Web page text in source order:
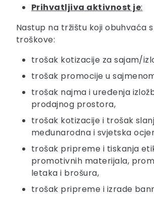
Prihvatljiva aktivnost je:
Nastup na tržištu koji obuhvaća
troškove:
trošak kotizacije za sajam/
trošak promocije u
trošak najma i uređenja
prodajnog prostora,
trošak kotizacije i trošak
međunarodna i svjetska
trošak pripreme i tiskanja
promotivnih materijala,
letaka i brošura,
trošak pripreme i izrade